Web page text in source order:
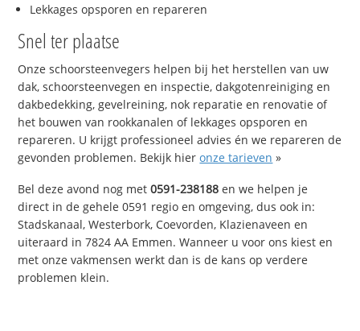
Lekkages opsporen en repareren
Snel ter plaatse
Onze schoorsteenvegers helpen bij het herstellen van uw
dak, schoorsteenvegen en inspectie, dakgotenreiniging en
dakbedekking, gevelreining, nok reparatie en renovatie of
het bouwen van rookkanalen of lekkages opsporen en
repareren. U krijgt professioneel advies én we repareren de
gevonden problemen. Bekijk hieronze tarieven »
Bel deze avond nog met0591-238188 en we helpen je
direct in de gehele 0591 regio en omgeving, dus ook in:
Stadskanaal, Westerbork, Coevorden, Klazienaveen en
uiteraard in 7824 AA Emmen. Wanneer u voor ons kiest en
met onze vakmensen werkt dan is de kans op verdere
problemen klein.